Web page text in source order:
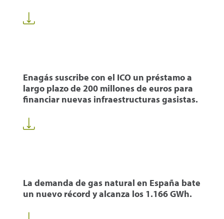
Enagás suscribe con el ICO un préstamo a
largo plazo de 200 millones de euros para
financiar nuevas infraestructuras gasistas.
La demanda de gas natural en España bate
un nuevo récord y alcanza los 1.166 GWh.